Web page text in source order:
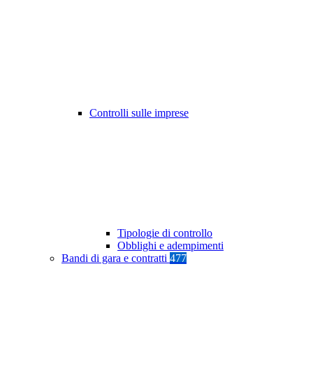
Controlli sulle imprese
Tipologie di controllo
Obblighi e adempimenti
Bandi di gara e contratti 477